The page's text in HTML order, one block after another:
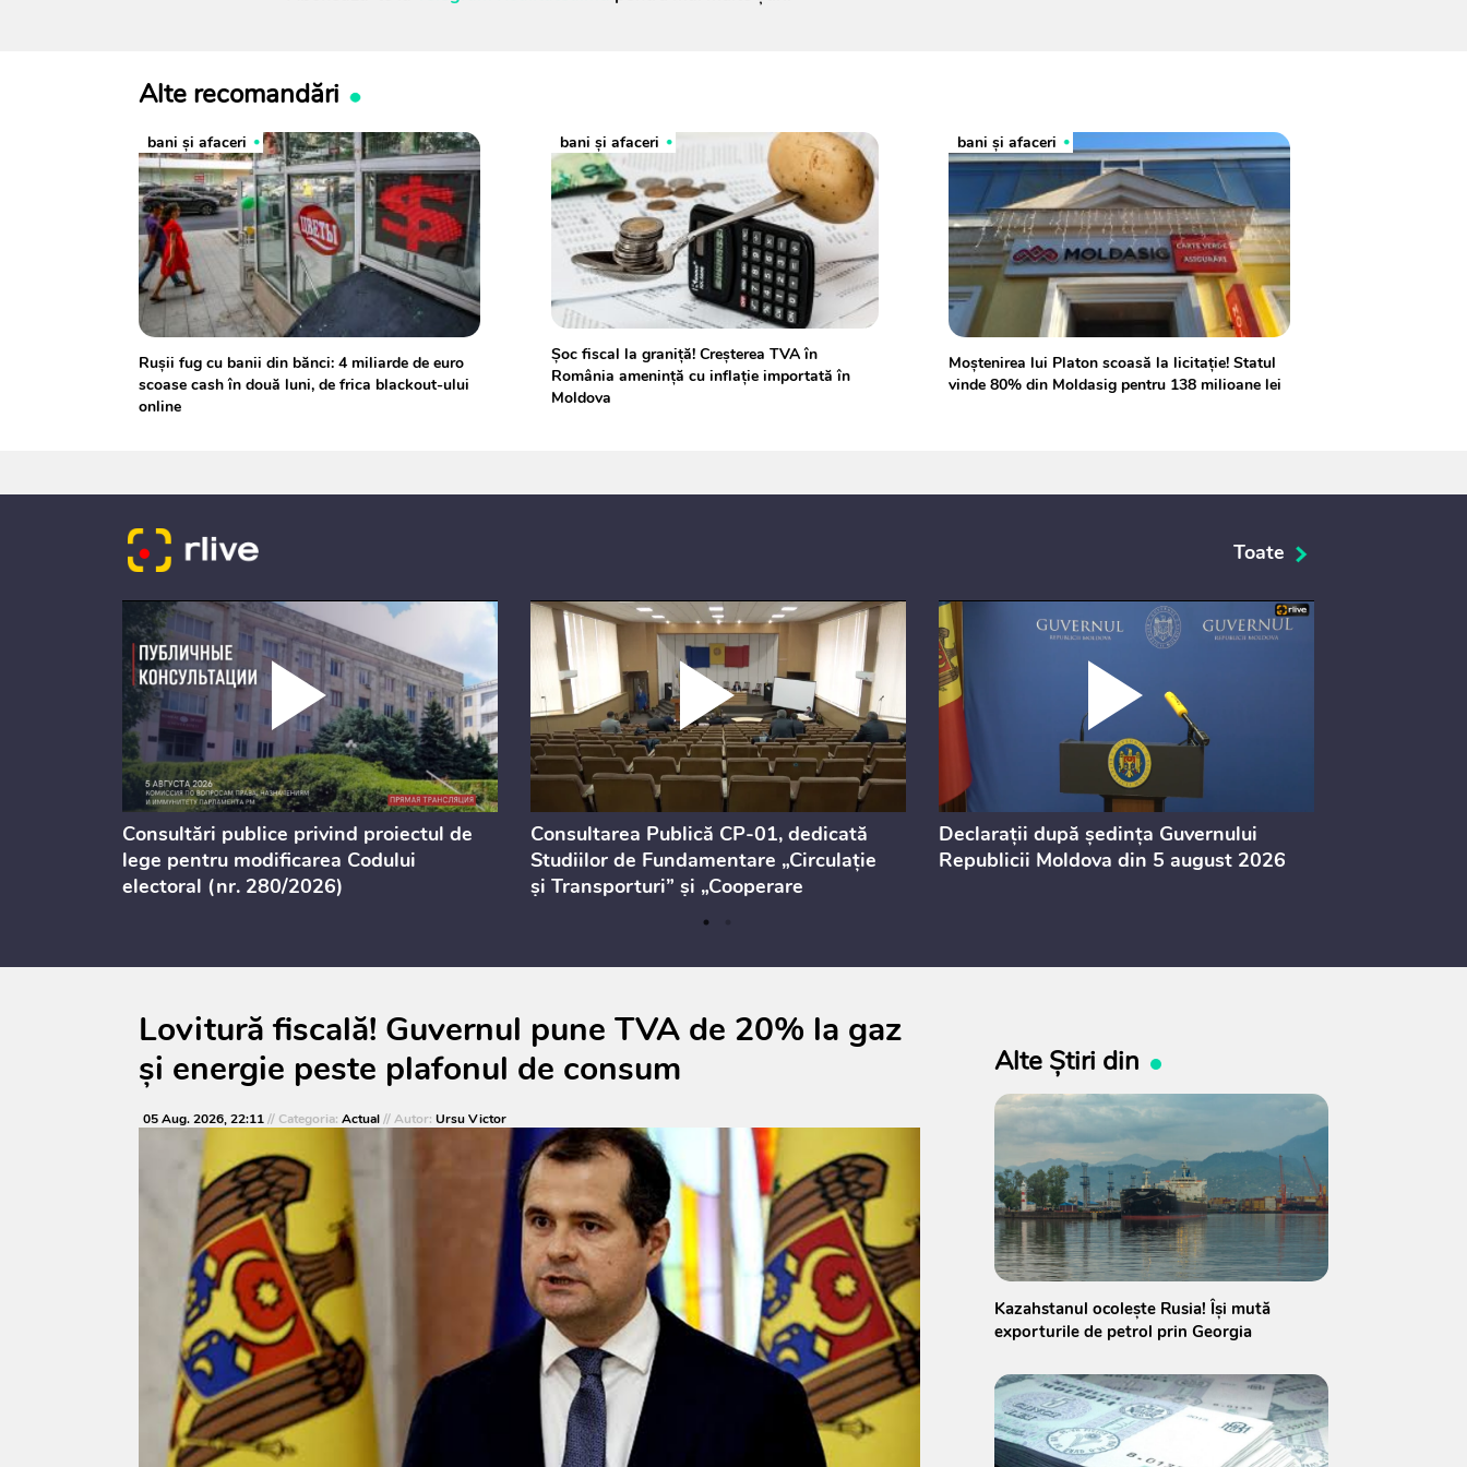
Alte recomandări
bani și afaceri
Rușii fug cu banii din bănci: 4 miliarde de euro
scoase cash în două luni, de frica blackout-ului
online
bani și afaceri
Șoc fiscal la graniță! Creșterea TVA în
România amenință cu inflație importată în
Moldova
bani și afaceri
Moștenirea lui Platon scoasă la licitație! Statul
vinde 80% din Moldasig pentru 138 milioane lei
Toate
Consultări publice privind proiectul de
lege pentru modificarea Codului
electoral (nr. 280/2026)
Consultarea Publică CP-01, dedicată
Studiilor de Fundamentare „Circulație
și Transporturi” și „Cooperare
Declarații după ședința Guvernului
Republicii Moldova din 5 august 2026
Lovitură fiscală! Guvernul pune TVA de 20% la gaz
și energie peste plafonul de consum
05 Aug. 2026, 22:11// Categoria: Actual// Autor: Ursu Victor
Alte Știri din
Kazahstanul ocolește Rusia! Își mută
exporturile de petrol prin Georgia